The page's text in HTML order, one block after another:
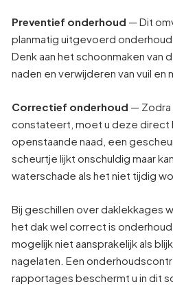
Preventief onderhoud — Dit
planmatig uitgevoerd onderhoud
Denk aan het schoonmaken van
naden en verwijderen van vuil en
Correctief onderhoud — Zodra
constateert, moet u deze direct
openstaande naad, een
scheurtje lijkt onschuldig maar
waterschade als het niet tijdig
Bij geschillen over daklekkages
het dak wel correct is
mogelijk niet aansprakelijk als
nagelaten. Een
rapportages beschermt u in dit